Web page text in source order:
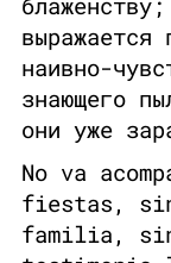
выражается
наивно-
знающего
они уже
No va
fiestas,
familia, sin